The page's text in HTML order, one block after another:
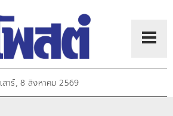
เสาร์, 8 สิงหาคม 2569